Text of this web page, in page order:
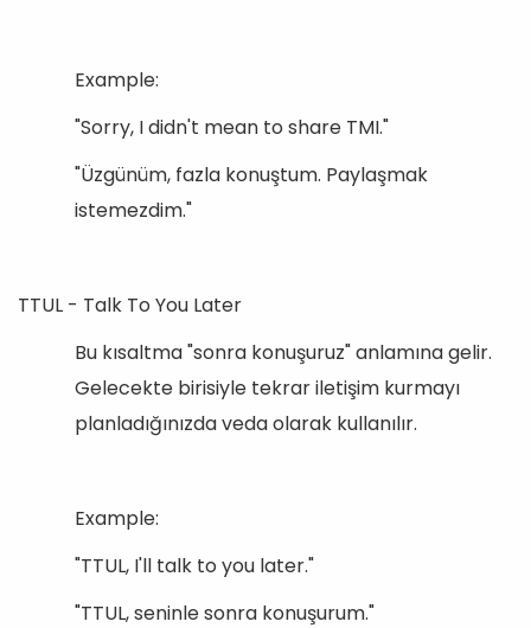
Example:
"Sorry, I didn't mean to share TMI."
"Üzgünüm, fazla konuştum. Paylaşmak
istemezdim."
TTUL - Talk To You Later
Bu kısaltma "sonra konuşuruz" anlamına gelir.
Gelecekte birisiyle tekrar iletişim kurmayı
planladığınızda veda olarak kullanılır.
Example:
"TTUL, I'll talk to you later."
"TTUL, seninle sonra konuşurum."